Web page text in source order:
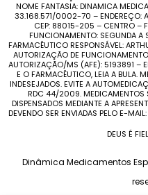
NOME FANTASIA: DINAMICA
33.168.571/0002-70 – ENDEREÇO:
CEP: 88015-205 – CENTRO –
FUNCIONAMENTO: SEGUNDA
FARMACÊUTICO RESPONSÁVEL:
AUTORIZAÇÃO DE
AUTORIZAÇÃO/MS (AFE): 5193891 –
E O FARMACÊUTICO, LEIA A BULA.
INDESEJADOS. EVITE A
RDC 44/2009. MEDICAMENTOS
DISPENSADOS MEDIANTE A
DEVENDO SER ENVIADAS PELO E-
DEUS É
Dinâmica Medicamentos